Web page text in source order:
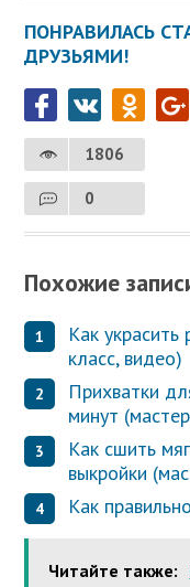
ПОНРАВИЛАСЬ
ДРУЗЬЯМИ!
1806
0
Похожие
Как
класс, видео)
Прихватки
минут
Как сшить
выкройки
Как
Читайте также: